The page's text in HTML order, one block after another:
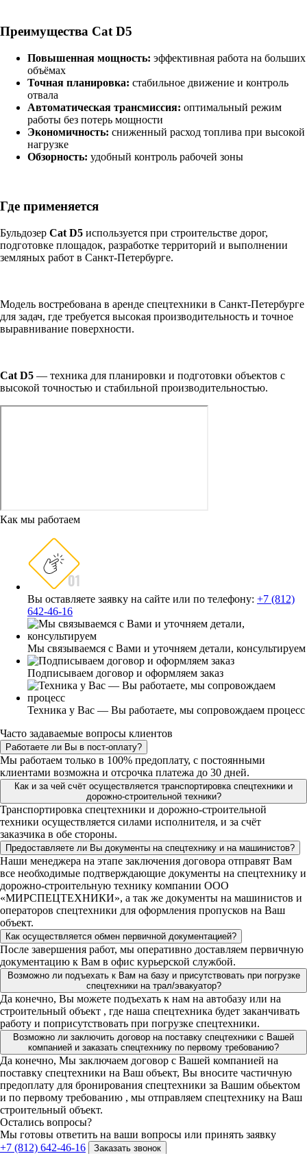
Преимущества Cat D5
Повышенная мощность: эффективная работа на больших
объёмах
Точная планировка: стабильное движение и контроль
отвала
Автоматическая трансмиссия: оптимальный режим
работы без потерь мощности
Экономичность: сниженный расход топлива при высокой
нагрузке
Обзорность: удобный контроль рабочей зоны
Где применяется
Бульдозер Cat D5 используется при строительстве дорог,
подготовке площадок, разработке территорий и выполнении
земляных работ в Санкт-Петербурге.
Модель востребована в аренде спецтехники в Санкт-Петербурге
для задач, где требуется высокая производительность и точное
выравнивание поверхности.
Cat D5 — техника для планировки и подготовки объектов с
высокой точностью и стабильной производительностью.
Как мы работаем
Вы оставляете заявку на сайте или по телефону: +7 (812)
642-46-16
Мы связываемся с Вами и уточняем детали, консультируем
Подписываем договор и оформляем заказ
Техника у Вас — Вы работаете, мы сопровождаем процесс
Часто задаваемые вопросы клиентов
Работаете ли Вы в пост-оплату?
Мы работаем только в 100% предоплату, с постоянными
клиентами возможна и отсрочка платежа до 30 дней.
Как и за чей счёт осуществляется транспортировка спецтехники и
дорожно-строительной техники?
Транспортировка спецтехники и дорожно-строительной
техники осуществляется силами исполнителя, и за счёт
заказчика в обе стороны.
Предоставляете ли Вы документы на спецтехнику и на машинистов?
Наши менеджера на этапе заключения договора отправят Вам
все необходимые подтверждающие документы на спецтехнику и
дорожно-строительную технику компании ООО
«МИРСПЕЦТЕХНИКИ», а так же документы на машинистов и
операторов спецтехники для оформления пропусков на Ваш
объект.
Как осуществляется обмен первичной документацией?
После завершения работ, мы оперативно доставляем первичную
документацию к Вам в офис курьерской службой.
Возможно ли подъехать к Вам на базу и присутствовать при погрузке
спецтехники на трал/эвакуатор?
Да конечно, Вы можете подъехать к нам на автобазу или на
строительный объект , где наша спецтехника будет заканчивать
работу и поприсутствовать при погрузке спецтехники.
Возможно ли заключить договор на поставку спецтехники с Вашей
компанией и заказать спецтехнику по первому требованию?
Да конечно, Мы заключаем договор с Вашей компанией на
поставку спецтехники на Ваш объект, Вы вносите частичную
предоплату для бронирования спецтехники за Вашим обьектом
и по первому требованию , мы отправляем спецтехнику на Ваш
строительный объект.
Остались вопросы?
Мы готовы ответить на ваши вопросы или принять заявку
+7 (812) 642-46-16
Заказать звонок